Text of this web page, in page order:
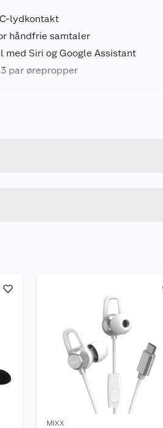
lydkontakt
håndfrie samtaler
med Siri og Google Assistant
par ørepropper
MIXX